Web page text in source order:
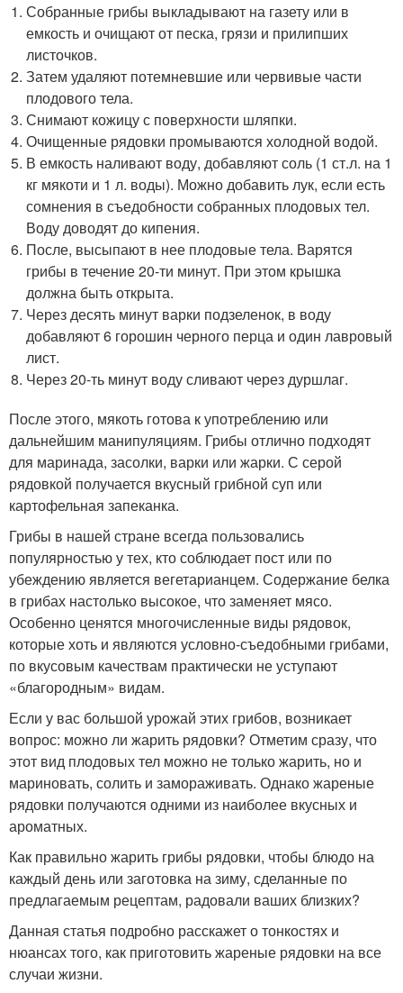
Собранные грибы выкладывают на газету или в
емкость и очищают от песка, грязи и прилипших
листочков.
Затем удаляют потемневшие или червивые части
плодового тела.
Снимают кожицу с поверхности шляпки.
Очищенные рядовки промываются холодной водой.
В емкость наливают воду, добавляют соль (1 ст.л. на 1
кг мякоти и 1 л. воды). Можно добавить лук, если есть
сомнения в съедобности собранных плодовых тел.
Воду доводят до кипения.
После, высыпают в нее плодовые тела. Варятся
грибы в течение 20-ти минут. При этом крышка
должна быть открыта.
Через десять минут варки подзеленок, в воду
добавляют 6 горошин черного перца и один лавровый
лист.
Через 20-ть минут воду сливают через дуршлаг.
После этого, мякоть готова к употреблению или
дальнейшим манипуляциям. Грибы отлично подходят
для маринада, засолки, варки или жарки. С серой
рядовкой получается вкусный грибной суп или
картофельная запеканка.
Грибы в нашей стране всегда пользовались
популярностью у тех, кто соблюдает пост или по
убеждению является вегетарианцем. Содержание белка
в грибах настолько высокое, что заменяет мясо.
Особенно ценятся многочисленные виды рядовок,
которые хоть и являются условно-съедобными грибами,
по вкусовым качествам практически не уступают
«благородным» видам.
Если у вас большой урожай этих грибов, возникает
вопрос: можно ли жарить рядовки? Отметим сразу, что
этот вид плодовых тел можно не только жарить, но и
мариновать, солить и замораживать. Однако жареные
рядовки получаются одними из наиболее вкусных и
ароматных.
Как правильно жарить грибы рядовки, чтобы блюдо на
каждый день или заготовка на зиму, сделанные по
предлагаемым рецептам, радовали ваших близких?
Данная статья подробно расскажет о тонкостях и
нюансах того, как приготовить жареные рядовки на все
случаи жизни.